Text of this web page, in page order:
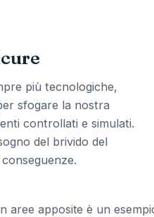
più tecnologiche,
sfogare la nostra
controllati e simulati.
del brivido del
aree apposite è un